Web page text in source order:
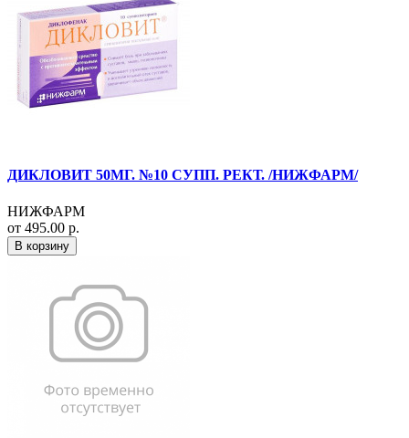
ДИКЛОВИТ 50МГ. №10 СУПП. РЕКТ. /НИЖФАРМ/
НИЖФАРМ
от 495.00 р.
В корзину